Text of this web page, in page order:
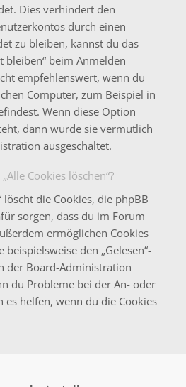
Dies verhindert den
durch einen
zu bleiben, kannst du das
bleiben“ beim Anmelden
empfehlenswert, wenn du
Computer, zum Beispiel in
Wenn diese Option
dann wurde sie vermutlich
ausgeschaltet.
Cookies löschen“?
löscht die Cookies, die phpBB
sorgen, dass du im Forum
ermöglichen Cookies
den „Gelesen“-
der Board-Administration
du Probleme bei der An- oder
es helfen, wenn du die Cookies